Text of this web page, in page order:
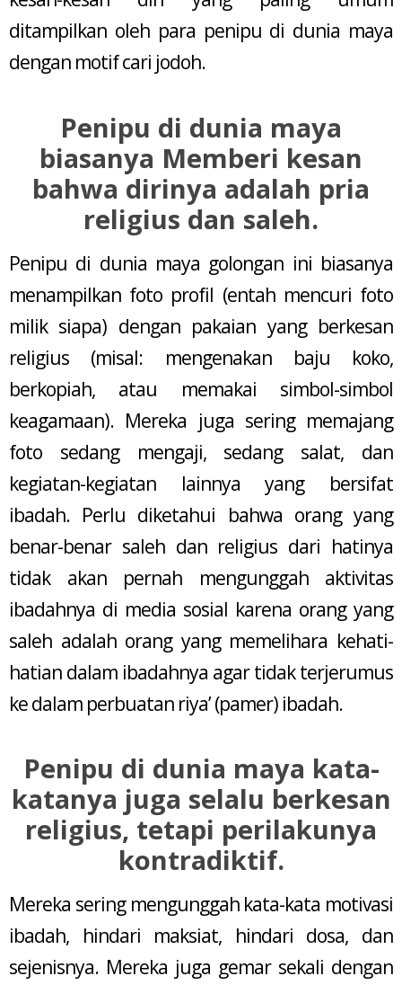
ditampilkan oleh para penipu di dunia maya
dengan motif cari jodoh.
Penipu di dunia maya
biasanya Memberi kesan
bahwa dirinya adalah pria
religius dan saleh.
Penipu di dunia maya golongan ini biasanya
menampilkan foto profil (entah mencuri foto
milik siapa) dengan pakaian yang berkesan
religius (misal: mengenakan baju koko,
berkopiah, atau memakai simbol-simbol
keagamaan). Mereka juga sering memajang
foto sedang mengaji, sedang salat, dan
kegiatan-kegiatan lainnya yang bersifat
ibadah. Perlu diketahui bahwa orang yang
benar-benar saleh dan religius dari hatinya
tidak akan pernah mengunggah aktivitas
ibadahnya di media sosial karena orang yang
saleh adalah orang yang memelihara kehati-
hatian dalam ibadahnya agar tidak terjerumus
ke dalam perbuatan riya’ (pamer) ibadah.
Penipu di dunia maya kata-
katanya juga selalu berkesan
religius, tetapi perilakunya
kontradiktif.
Mereka sering mengunggah kata-kata motivasi
ibadah, hindari maksiat, hindari dosa, dan
sejenisnya. Mereka juga gemar sekali dengan